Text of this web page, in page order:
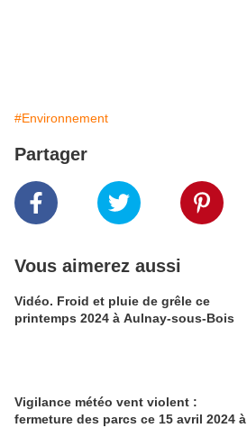
#Environnement
Partager
Vous aimerez aussi
Vidéo. Froid et pluie de grêle ce
printemps 2024 à Aulnay-sous-Bois
Vigilance météo vent violent :
fermeture des parcs ce 15 avril 2024 à